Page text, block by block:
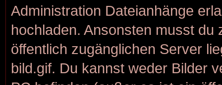
Administration Dateianhänge
hochladen. Ansonsten musst
öffentlich zugänglichen Server
bild.gif. Du kannst weder Bilder